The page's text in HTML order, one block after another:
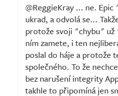
@ReggieKray ... ne.
ukrad, a odvolá se...
protože svoji "chybu" už
ním zamete, i ten
poslal do háje a protože
společného. To že
bez narušení integrity
takhle to připomíná jen